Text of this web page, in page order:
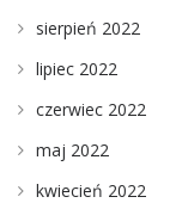
sierpień 2022
lipiec 2022
czerwiec 2022
maj 2022
kwiecień 2022